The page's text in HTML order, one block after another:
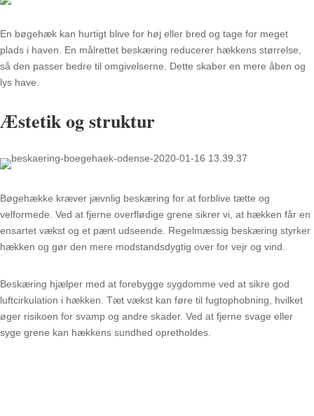
En bøgehæk kan hurtigt blive for høj eller bred og tage for meget
plads i haven. En målrettet beskæring reducerer hækkens størrelse,
så den passer bedre til omgivelserne. Dette skaber en mere åben og
lys have.
Æstetik og struktur
Bøgehække kræver jævnlig beskæring for at forblive tætte og
velformede. Ved at fjerne overflødige grene sikrer vi, at hækken får en
ensartet vækst og et pænt udseende. Regelmæssig beskæring styrker
hækken og gør den mere modstandsdygtig over for vejr og vind.
Beskæring hjælper med at forebygge sygdomme ved at sikre god
luftcirkulation i hækken. Tæt vækst kan føre til fugtophobning, hvilket
øger risikoen for svamp og andre skader. Ved at fjerne svage eller
syge grene kan hækkens sundhed opretholdes.